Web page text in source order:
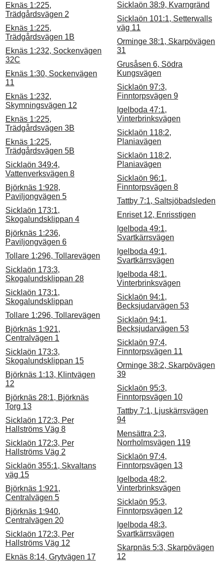
Eknäs 1:225,
Trädgårdsvägen 2
Eknäs 1:225,
Trädgårdsvägen 1B
Eknäs 1:232, Sockenvägen
32C
Eknäs 1:30, Sockenvägen
11
Eknäs 1:232,
Skymningsvägen 12
Eknäs 1:225,
Trädgårdsvägen 3B
Eknäs 1:225,
Trädgårdsvägen 5B
Sicklaön 349:4,
Vattenverksvägen 8
Björknäs 1:928,
Paviljongvägen 5
Sicklaön 173:1,
Skogalundsklippan 4
Björknäs 1:236,
Paviljongvägen 6
Tollare 1:296, Tollarevägen
Sicklaön 173:3,
Skogalundsklippan 28
Sicklaön 173:1,
Skogalundsklippan
Tollare 1:296, Tollarevägen
Björknäs 1:921,
Centralvägen 1
Sicklaön 173:3,
Skogalundsklippan 15
Björknäs 1:13, Klintvägen
12
Björknäs 28:1, Björknäs
Torg 13
Sicklaön 172:3, Per
Hallströms Väg 8
Sicklaön 172:3, Per
Hallströms Väg 2
Sicklaön 355:1, Skvaltans
väg 15
Björknäs 1:921,
Centralvägen 5
Björknäs 1:940,
Centralvägen 20
Sicklaön 172:3, Per
Hallströms Väg 12
Eknäs 8:14, Grytvägen 17
Sicklaön 38:9, Kvarngränd
Sicklaön 101:1, Setterwalls
väg 11
Orminge 38:1, Skarpövägen
31
Grusåsen 6, Södra
Kungsvägen
Sicklaön 97:3,
Finntorpsvägen 9
Igelboda 47:1,
Vinterbrinksvägen
Sicklaön 118:2,
Planiavägen
Sicklaön 118:2,
Planiavägen
Sicklaön 96:1,
Finntorpsvägen 8
Tattby 7:1, Saltsjöbadsleden
Enriset 12, Enrisstigen
Igelboda 49:1,
Svartkärrsvägen
Igelboda 49:1,
Svartkärrsvägen
Igelboda 48:1,
Vinterbrinksvägen
Sicklaön 94:1,
Becksjudarvägen 53
Sicklaön 94:1,
Becksjudarvägen 53
Sicklaön 97:4,
Finntorpsvägen 11
Orminge 38:2, Skarpövägen
39
Sicklaön 95:3,
Finntorpsvägen 10
Tattby 7:1, Ljuskärrsvägen
94
Mensättra 2:3,
Norrholmsvägen 119
Sicklaön 97:4,
Finntorpsvägen 13
Igelboda 48:2,
Vinterbrinksvägen
Sicklaön 95:3,
Finntorpsvägen 12
Igelboda 48:3,
Svartkärrsvägen
Skarpnäs 5:3, Skarpövägen
12